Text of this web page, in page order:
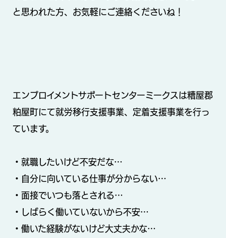
と思われた方、お気軽にご連絡くださいね！
エンプロイメントサポートセンターミークスは糟屋郡
粕屋町にて就労移行支援事業、定着支援事業を行っ
ています。
・就職したいけど不安だな…
・自分に向いている仕事が分からない…
・面接でいつも落とされる…
・しばらく働いていないから不安…
・働いた経験がないけど大丈夫かな…